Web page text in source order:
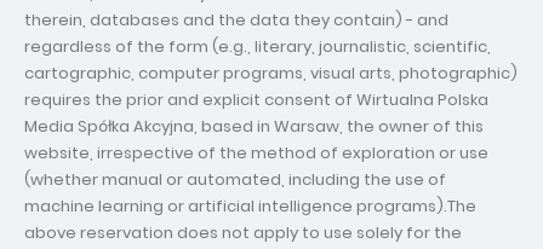
therein, databases and the data they contain) - and
regardless of the form (e.g., literary, journalistic, scientific,
cartographic, computer programs, visual arts, photographic)
requires the prior and explicit consent of Wirtualna Polska
Media Spółka Akcyjna, based in Warsaw, the owner of this
website, irrespective of the method of exploration or use
(whether manual or automated, including the use of
machine learning or artificial intelligence programs).The
above reservation does not apply to use solely for the